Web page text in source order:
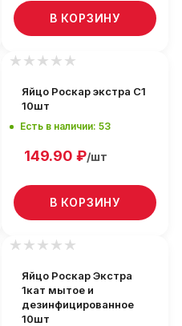
В КОРЗИНУ
Яйцо Роскар экстра С1
10шт
Есть в наличии: 53
149.90 ₽/шт
В КОРЗИНУ
Яйцо Роскар Экстра
1кат мытое и
дезинфицированное
10шт